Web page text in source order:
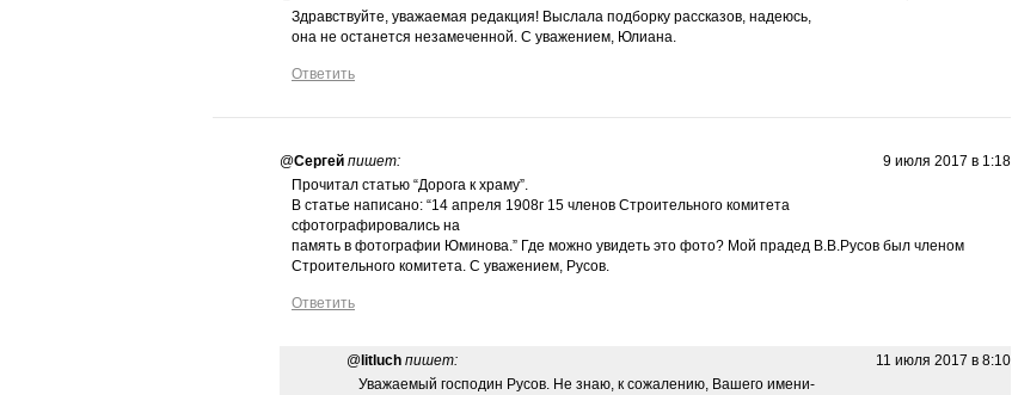
Здравствуйте, уважаемая редакция! Выслала подборку рассказов, надеюсь,
она не останется незамеченной. С уважением, Юлиана.
Ответить
9 июля 2017 в 1:18
@Сергей пишет:
Прочитал статью “Дорога к храму”.
В статье написано: “14 апреля 1908г 15 членов Строительного комитета
сфотографировались на
память в фотографии Юминова.” Где можно увидеть это фото? Мой прадед В.В.Русов был членом
Строительного комитета. С уважением, Русов.
Ответить
11 июля 2017 в 8:10
@ litluch пишет:
Уважаемый господин Русов. Не знаю, к сожалению, Вашего имени-